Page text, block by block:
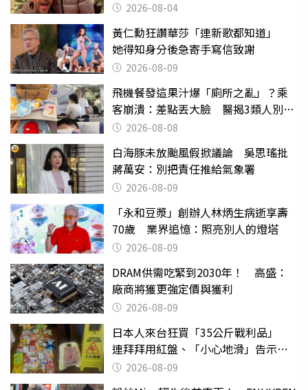
2026-08-04
黃仁勳狂讚華莎「連新歌都知道」
她得知身分後急寄手寫信致謝
2026-08-09
飛機餐發這果汁爆「廁所之亂」？乘
客崩潰：差點丟大臉 醫揭3類人別亂
喝 2026-08-08
白海豚未放颱風假掀議論 吳思瑤批
蔣萬安：別把責任推給氣象署
2026-08-09
「永和豆漿」創辦人林炳生病逝享壽
70歲 業界追憶：照亮別人的燈塔
2026-08-09
DRAM供需吃緊到2030年！ 高盛：
廠商將獲更強定價與獲利
2026-08-09
日本人來台狂買「35公斤戰利品」
連拜拜用紅盤、「小心地滑」告示牌
也帶回家
2026-08-09